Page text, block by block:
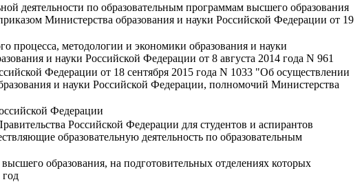
деятельности по образовательным программам высшего образования
Министерства образования и науки Российской Федерации от 19
методологии и экономики образования и науки
и науки Российской Федерации от 8 августа 2014 года N 961
Федерации от 18 сентября 2015 года N 1033 "Об осуществлении
и науки Российской Федерации, полномочий Министерства
Федерации
Российской Федерации для студентов и аспирантов
образовательную деятельность по образовательным
образования, на подготовительных отделениях которых
год